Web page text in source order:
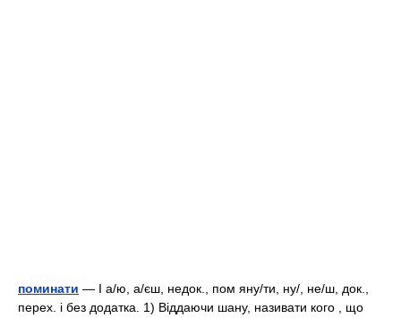
поминати — I а/ю, а/єш, недок., пом яну/ти, ну/, не/ш, док.,
перех. і без додатка. 1) Віддаючи шану, називати кого , що